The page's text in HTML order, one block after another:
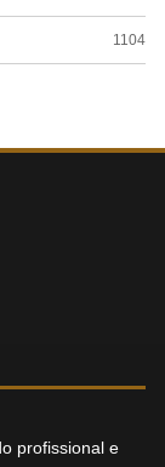
1104
profissional e